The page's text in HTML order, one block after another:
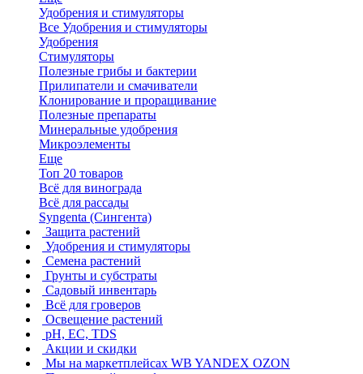
Удобрения и стимуляторы
Все Удобрения и стимуляторы
Удобрения
Стимуляторы
Полезные грибы и бактерии
Прилипатели и смачиватели
Клонирование и проращивание
Полезные препараты
Минеральные удобрения
Микроэлементы
Еще
Топ 20 товаров
Всё для винограда
Всё для рассады
Syngenta (Сингента)
Защита растений
Удобрения и стимуляторы
Семена растений
Грунты и субстраты
Садовый инвентарь
Всё для гроверов
Освещение растений
pH, EC, TDS
Акции и скидки
Мы на маркетплейсах WB YANDEX OZON